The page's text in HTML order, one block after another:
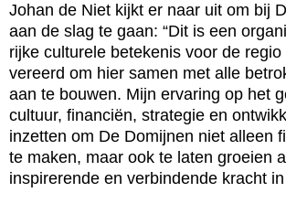
Johan de Niet kijkt er naar uit om bij
aan de slag te gaan: “Dit is een
rijke culturele betekenis voor de
vereerd om hier samen met alle
aan te bouwen. Mijn ervaring op het
cultuur, financiën, strategie en
inzetten om De Domijnen niet alleen
te maken, maar ook te laten groeien
inspirerende en verbindende kracht